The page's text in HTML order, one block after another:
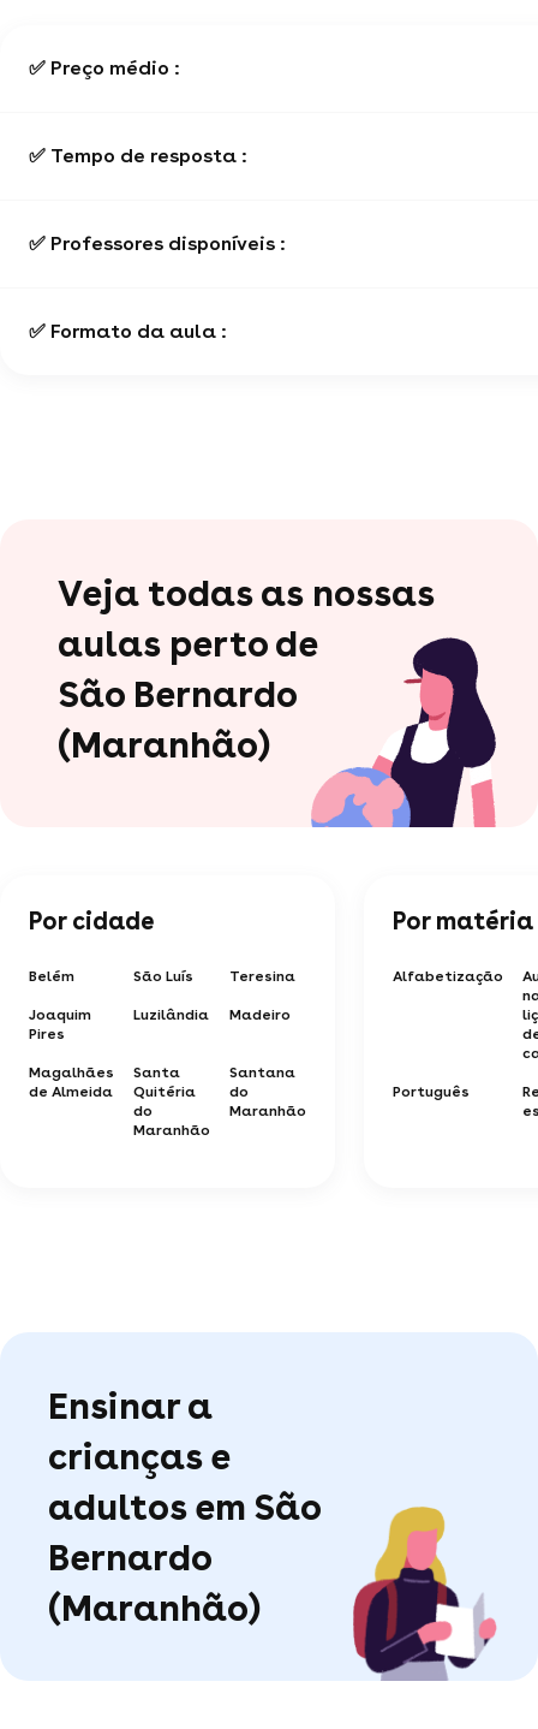
✅ Preço médio :
✅ Tempo de resposta :
✅ Professores disponíveis :
✅ Formato da aula :
Veja todas as nossas
aulas perto de
São Bernardo
(Maranhão)
Por cidade
Belém São Luís Teresina
Joaquim
Pires
Luzilândia Madeiro
Magalhães
de Almeida
Santa
Quitéria
do
Maranhão
Santana
do
Maranhão
Por matéria
Alfabetização
Português
Ensinar a
crianças e
adultos em São
Bernardo
(Maranhão)